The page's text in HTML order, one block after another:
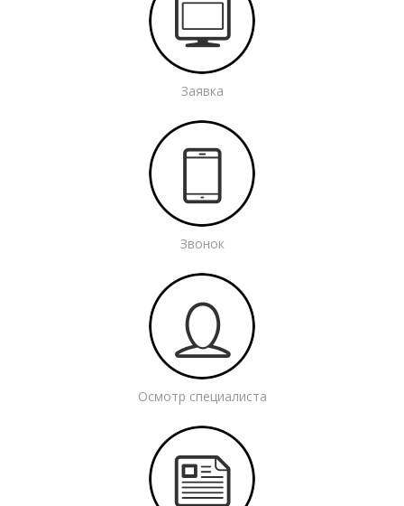
Заявка
Звонок
Осмотр специалиста